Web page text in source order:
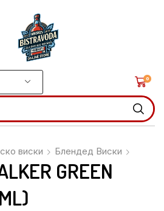
0
виски Блендед Виски
GREEN